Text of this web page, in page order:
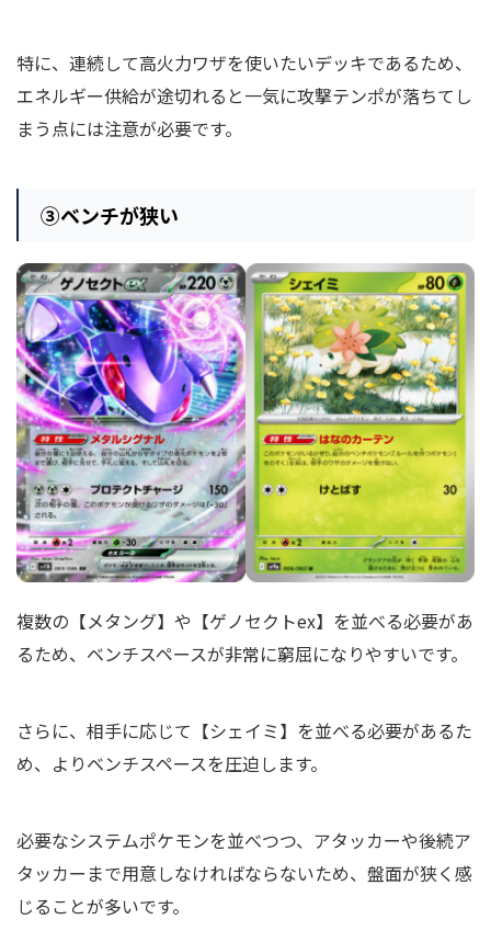
特に、連続して高火力ワザを使いたいデッキであるため、
エネルギー供給が途切れると一気に攻撃テンポが落ちてし
まう点には注意が必要です。
③ベンチが狭い
複数の【メタング】や【ゲノセクトex】を並べる必要があ
るため、ベンチスペースが非常に窮屈になりやすいです。
さらに、相手に応じて【シェイミ】を並べる必要があるた
め、よりベンチスペースを圧迫します。
必要なシステムポケモンを並べつつ、アタッカーや後続ア
タッカーまで用意しなければならないため、盤面が狭く感
じることが多いです。